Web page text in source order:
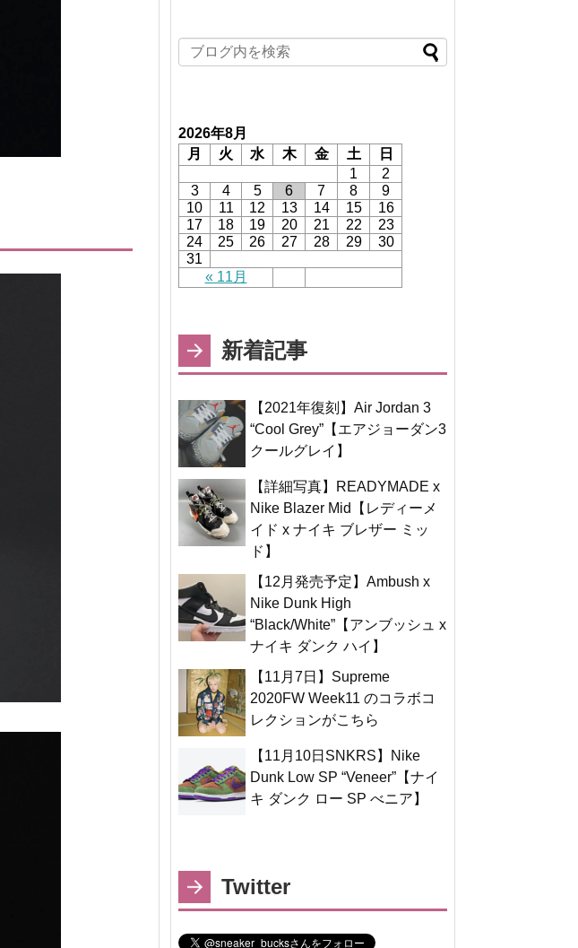
2026年8月
月
火 水 木 金 土 日
« 11月
1
2
3
4 5 6 7 8
9
10
11 12 13 14 15
16
17
18 19 20 21 22
23
24
25 26 27 28 29
30
31
新着記事
【2021年復刻】Air Jordan 3
“Cool Grey”【エアジョーダン3
クールグレイ】
【詳細写真】READYMADE x
Nike Blazer Mid【レディーメ
イド x ナイキ ブレザー ミッ
ド】
【12月発売予定】Ambush x
Nike Dunk High
“Black/White”【アンブッシュ x
ナイキ ダンク ハイ】
【11月7日】Supreme
2020FW Week11 のコラボコ
レクションがこちら
【11月10日SNKRS】Nike
Dunk Low SP “Veneer”【ナイ
キ ダンク ロー SP べニア】
Twitter